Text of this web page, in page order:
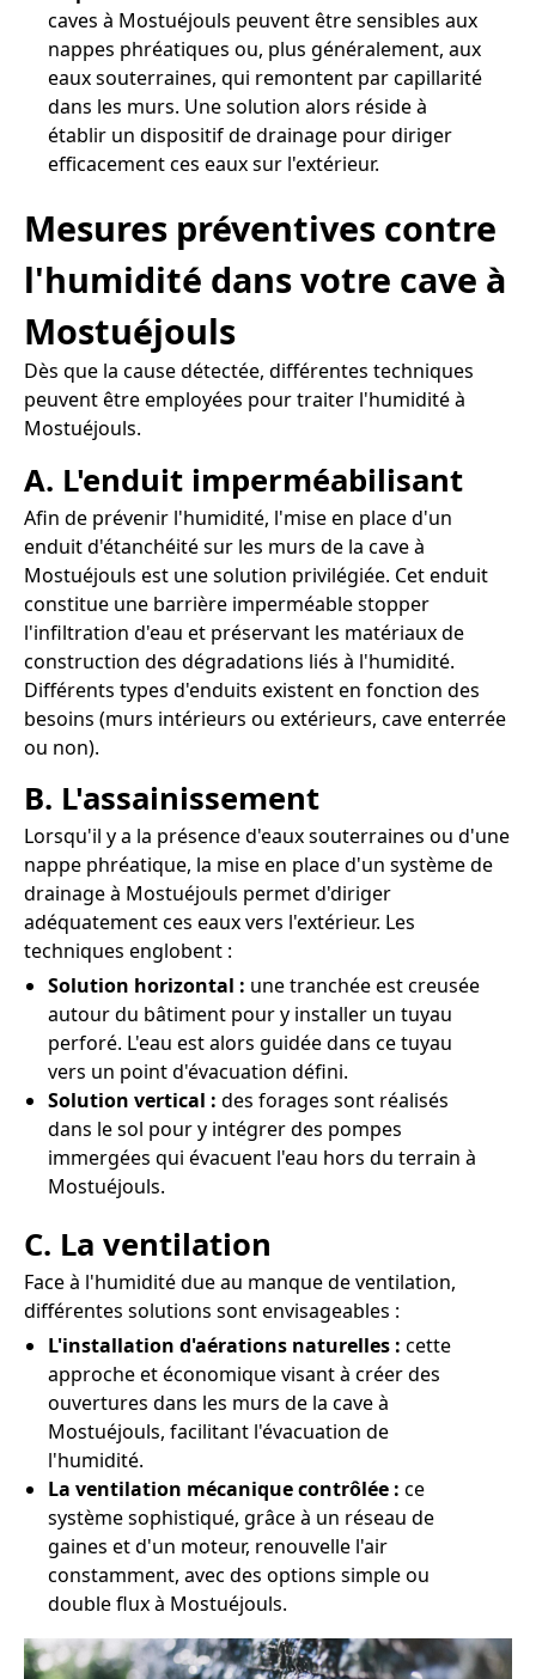
caves à Mostuéjouls peuvent être sensibles aux
nappes phréatiques ou, plus généralement, aux
eaux souterraines, qui remontent par capillarité
dans les murs. Une solution alors réside à
établir un dispositif de drainage pour diriger
efficacement ces eaux sur l'extérieur.
Mesures préventives contre
l'humidité dans votre cave à
Mostuéjouls
Dès que la cause détectée, différentes techniques
peuvent être employées pour traiter l'humidité à
Mostuéjouls.
A. L'enduit imperméabilisant
Afin de prévenir l'humidité, l'mise en place d'un
enduit d'étanchéité sur les murs de la cave à
Mostuéjouls est une solution privilégiée. Cet enduit
constitue une barrière imperméable stopper
l'infiltration d'eau et préservant les matériaux de
construction des dégradations liés à l'humidité.
Différents types d'enduits existent en fonction des
besoins (murs intérieurs ou extérieurs, cave enterrée
ou non).
B. L'assainissement
Lorsqu'il y a la présence d'eaux souterraines ou d'une
nappe phréatique, la mise en place d'un système de
drainage à Mostuéjouls permet d'diriger
adéquatement ces eaux vers l'extérieur. Les
techniques englobent :
Solution horizontal : une tranchée est creusée
autour du bâtiment pour y installer un tuyau
perforé. L'eau est alors guidée dans ce tuyau
vers un point d'évacuation défini.
Solution vertical : des forages sont réalisés
dans le sol pour y intégrer des pompes
immergées qui évacuent l'eau hors du terrain à
Mostuéjouls.
C. La ventilation
Face à l'humidité due au manque de ventilation,
différentes solutions sont envisageables :
L'installation d'aérations naturelles : cette
approche et économique visant à créer des
ouvertures dans les murs de la cave à
Mostuéjouls, facilitant l'évacuation de
l'humidité.
La ventilation mécanique contrôlée : ce
système sophistiqué, grâce à un réseau de
gaines et d'un moteur, renouvelle l'air
constamment, avec des options simple ou
double flux à Mostuéjouls.